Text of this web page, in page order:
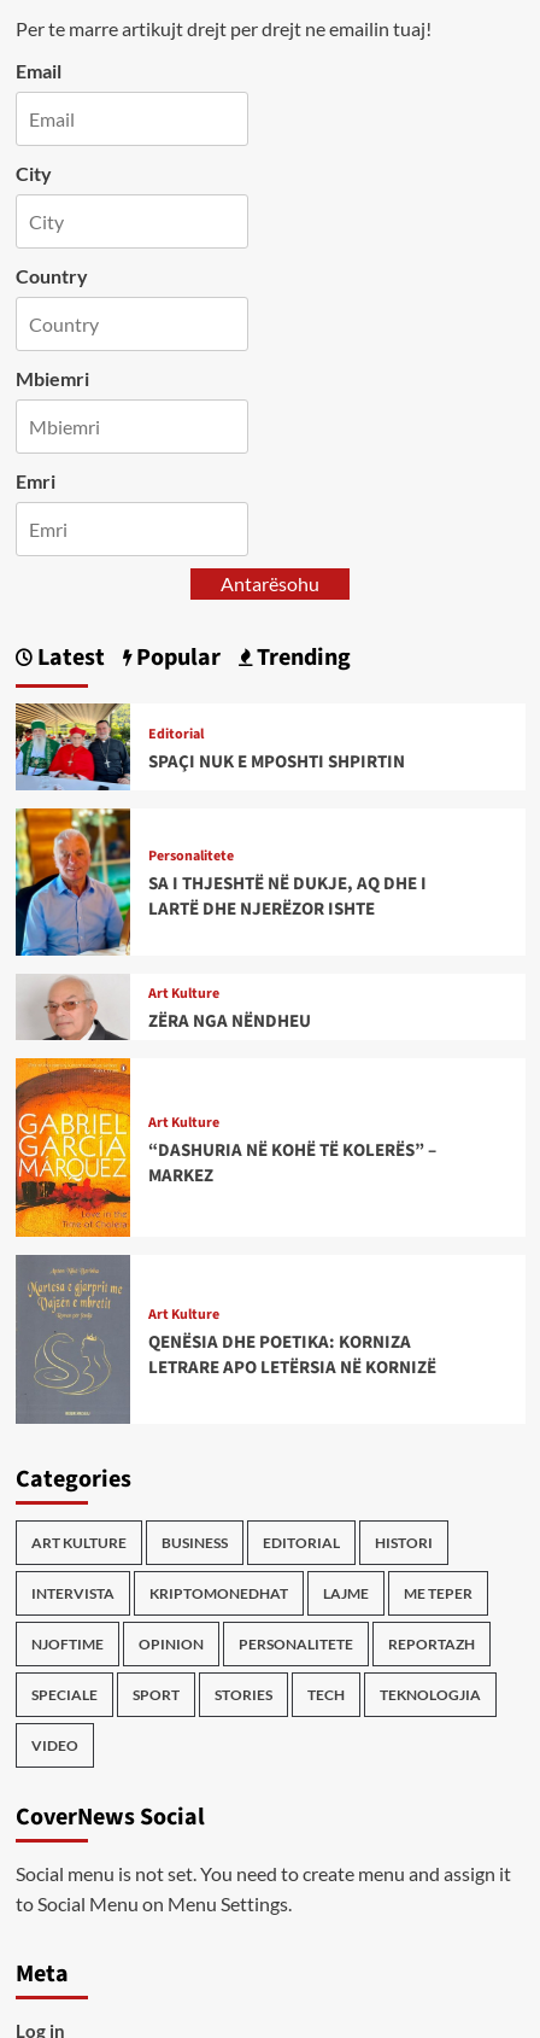
Per te marre artikujt drejt per drejt ne emailin tuaj!
Email
City
Country
Mbiemri
Emri
Antarësohu
Latest Popular Trending
Editorial
SPAÇI NUK E MPOSHTI SHPIRTIN
Personalitete
SA I THJESHTË NË DUKJE, AQ DHE I
LARTË DHE NJERËZOR ISHTE
Art Kulture
ZËRA NGA NËNDHEU
Art Kulture
“DASHURIA NË KOHË TË KOLERËS” –
MARKEZ
Art Kulture
QENËSIA DHE POETIKA: KORNIZA
LETRARE APO LETËRSIA NË KORNIZË
Categories
ART KULTURE BUSINESS EDITORIAL HISTORI
INTERVISTA KRIPTOMONEDHAT LAJME ME TEPER
NJOFTIME OPINION PERSONALITETE REPORTAZH
SPECIALE SPORT STORIES TECH TEKNOLOGJIA
VIDEO
CoverNews Social
Social menu is not set. You need to create menu and assign it
to Social Menu on Menu Settings.
Meta
Log in